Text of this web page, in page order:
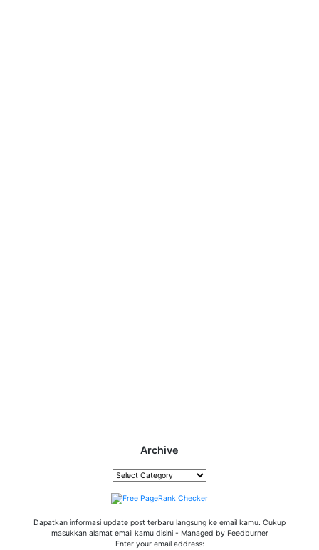
Archive
Archive
Dapatkan informasi update post terbaru langsung ke email kamu. Cukup
masukkan alamat email kamu disini - Managed by Feedburner
Enter your email address: